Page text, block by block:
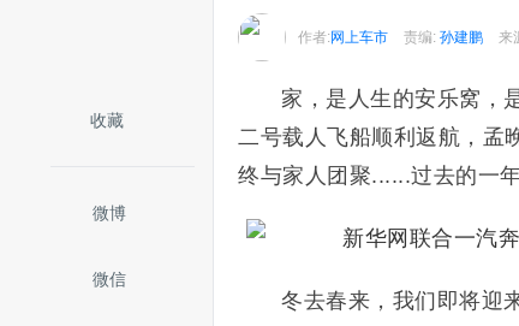
收藏
微博
微信
作者: 网上车市 责编: 孙建鹏 来
家，是人生的安乐窝，
二号载人飞船顺利返航，孟
终与家人团聚......过去的一
冬去春来，我们即将迎